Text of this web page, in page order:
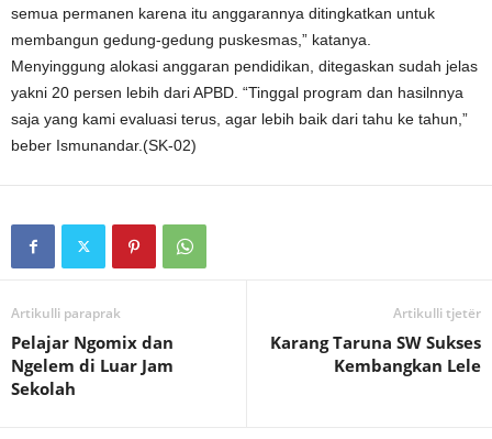
semua permanen karena itu anggarannya ditingkatkan untuk
membangun gedung-gedung puskesmas,” katanya.
Menyinggung alokasi anggaran pendidikan, ditegaskan sudah jelas
yakni 20 persen lebih dari APBD. “Tinggal program dan hasilnnya
saja yang kami evaluasi terus, agar lebih baik dari tahu ke tahun,”
beber Ismunandar.(SK-02)
Artikulli paraprak
Pelajar Ngomix dan
Ngelem di Luar Jam
Sekolah
Artikulli tjetër
Karang Taruna SW Sukses
Kembangkan Lele